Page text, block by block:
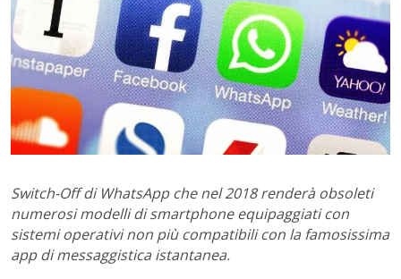
Switch-Off di WhatsApp che nel 2018 renderà obsoleti
numerosi modelli di smartphone equipaggiati con
sistemi operativi non più compatibili con la famosissima
app di messaggistica istantanea.